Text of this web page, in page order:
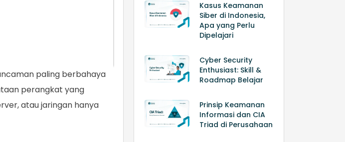
paling berbahaya
perangkat yang
atau jaringan hanya
Kasus Keamanan
Siber di Indonesia,
Apa yang Perlu
Dipelajari
Cyber Security
Enthusiast: Skill &
Roadmap Belajar
Prinsip Keamanan
Informasi dan CIA
Triad di Perusahaan